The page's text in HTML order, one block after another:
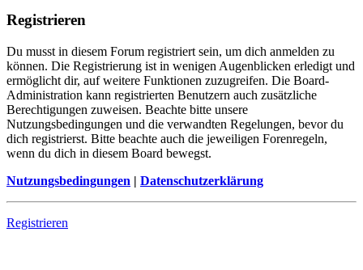
Registrieren
Du musst in diesem Forum registriert sein, um dich anmelden zu
können. Die Registrierung ist in wenigen Augenblicken erledigt und
ermöglicht dir, auf weitere Funktionen zuzugreifen. Die Board-
Administration kann registrierten Benutzern auch zusätzliche
Berechtigungen zuweisen. Beachte bitte unsere
Nutzungsbedingungen und die verwandten Regelungen, bevor du
dich registrierst. Bitte beachte auch die jeweiligen Forenregeln,
wenn du dich in diesem Board bewegst.
Nutzungsbedingungen | Datenschutzerklärung
Registrieren